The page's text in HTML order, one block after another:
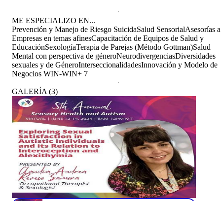
ME ESPECIALIZO EN...
Prevención y Manejo de Riesgo SuicidaSalud SensorialAsesorías a
Empresas en temas afinesCapacitación de Equipos de Salud y
EducaciónSexologíaTerapia de Parejas (Método Gottman)Salud
Mental con perspectiva de géneroNeurodivergenciasDiversidades
sexuales y de GéneroInterseccionalidadesInnovación y Modelo de
Negocios WIN-WIN+ 7
GALERÍA (3)